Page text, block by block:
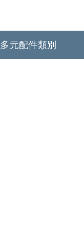
多元配件類別